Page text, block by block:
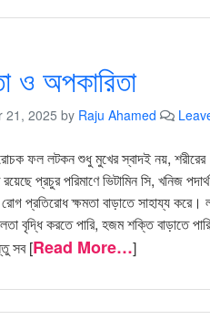
ও অপকারিতা
21, 2025 by Raju Ahamed
ফল লটকন শুধু মুখের স্বাদই নয়, শরীরের
প্রচুর পরিমাণে ভিটামিন সি, খনিজ
রোগ প্রতিরোধ ক্ষমতা বাড়াতে সাহায্য
বৃদ্ধি করতে পারি, হজম শক্তি বাড়াতে
সব [Read More…]